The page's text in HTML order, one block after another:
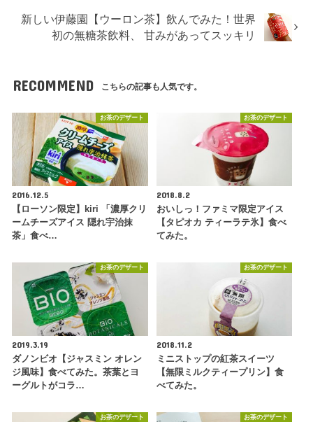
新しい伊藤園【ウーロン茶】飲んでみた！世界
初の無糖茶飲料、 甘みがあってスッキリ
RECOMMEND こちらの記事も人気です。
お茶のデザート
2016.12.5
【ローソン限定】kiri 「濃厚クリ
ームチーズアイス 隠れ宇治抹
茶」食べ…
お茶のデザート
2018.8.2
おいしっ！ファミマ限定アイス
【タピオカ ティーラテ氷】食べ
てみた。
お茶のデザート
2019.3.19
ダノンビオ【ジャスミン オレン
ジ風味】食べてみた。茶葉とヨ
ーグルトがコラ…
お茶のデザート
2018.11.2
ミニストップの紅茶スイーツ
【無限ミルクティープリン】食
べてみた。
お茶のデザート お茶のデザート